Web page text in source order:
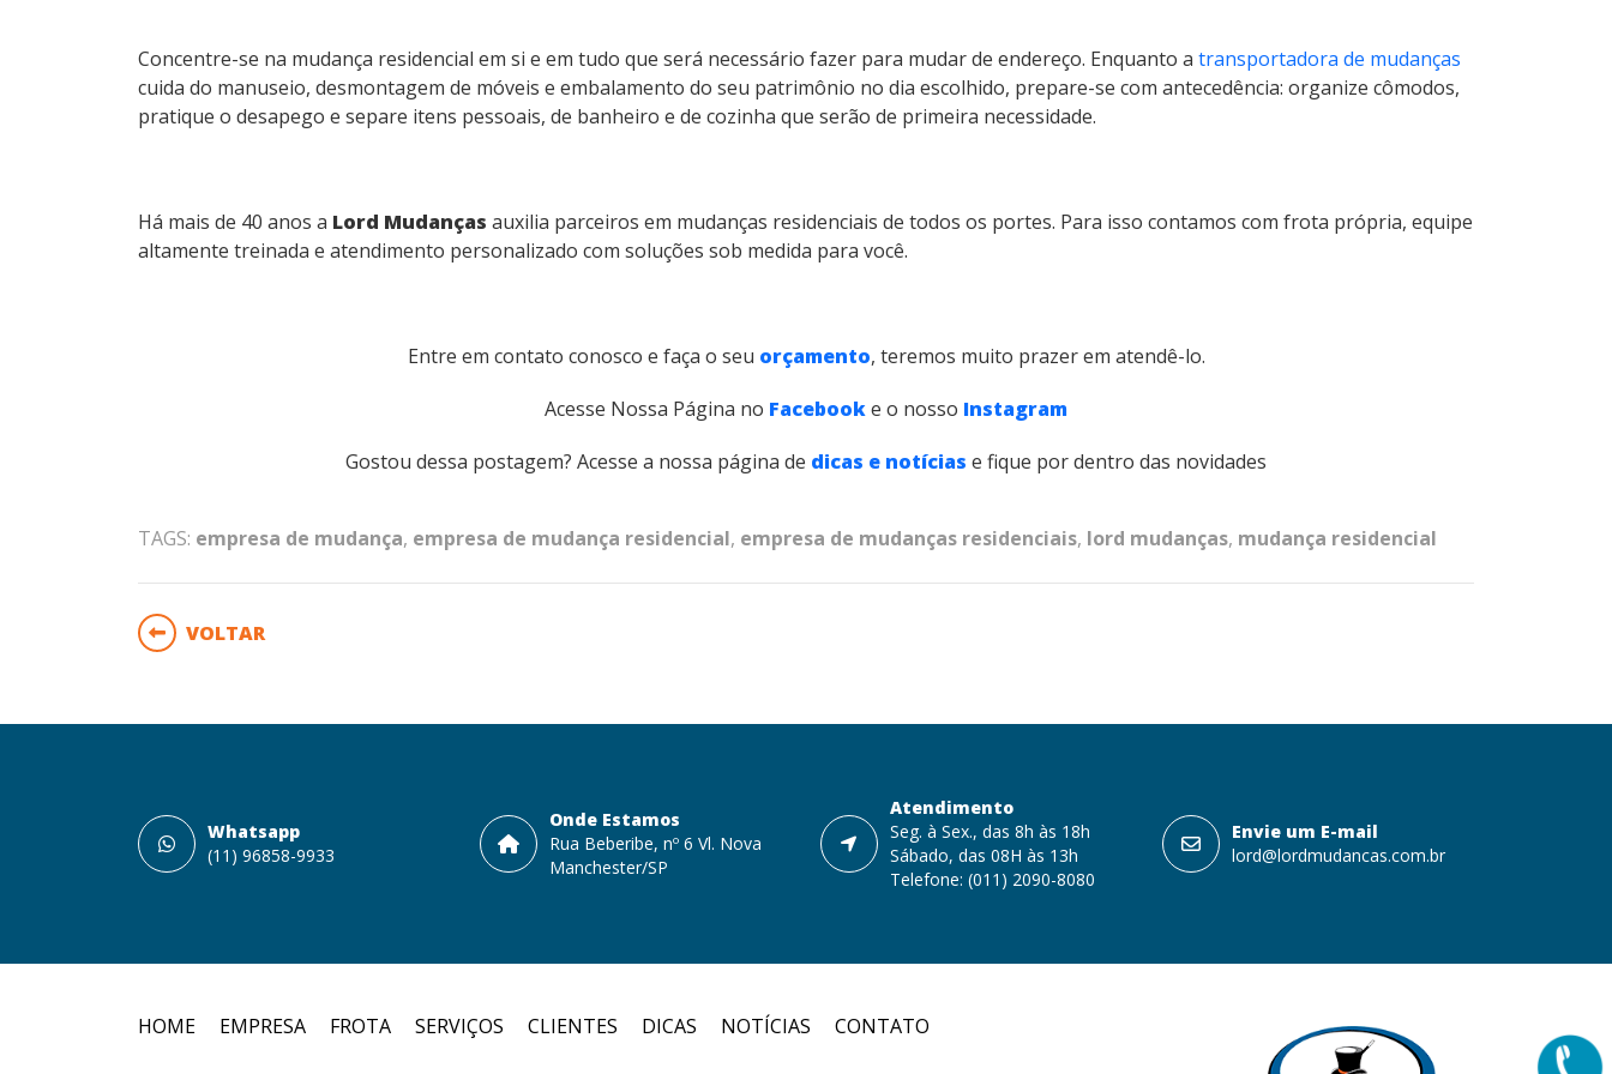
Concentre-se na mudança residencial em si e em tudo que será necessário fazer para mudar de endereço. Enquanto a transportadora de mudanças
cuida do manuseio, desmontagem de móveis e embalamento do seu patrimônio no dia escolhido, prepare-se com antecedência: organize cômodos,
pratique o desapego e separe itens pessoais, de banheiro e de cozinha que serão de primeira necessidade.
Há mais de 40 anos a Lord Mudanças auxilia parceiros em mudanças residenciais de todos os portes. Para isso contamos com frota própria, equipe
altamente treinada e atendimento personalizado com soluções sob medida para você.
Entre em contato conosco e faça o seu orçamento, teremos muito prazer em atendê-lo.
Acesse Nossa Página no Facebooke o nosso Instagram
Gostou dessa postagem? Acesse a nossa página de dicas e notícias e fique por dentro das novidades
TAGS: empresa de mudança, empresa de mudança residencial, empresa de mudanças residenciais, lord mudanças, mudança residencial
VOLTAR
Whatsapp
(11) 96858-9933
Onde Estamos
Rua Beberibe, nº 6 Vl. Nova
Manchester/SP
Atendimento
Seg. à Sex., das 8h às 18h
Sábado, das 08H às 13h
Telefone: (011) 2090-8080
Envie um E-mail
lord@lordmudancas.com.br
HOME EMPRESA FROTA SERVIÇOS CLIENTES DICAS NOTÍCIAS CONTATO